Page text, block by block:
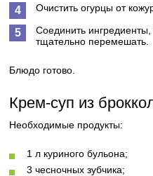
Очистить огурцы от
Соединить ингредиенты,
тщательно перемешать.
Блюдо готово.
Крем-суп из
Необходимые продукты:
1 л куриного бульона;
3 чесночных зубчика;